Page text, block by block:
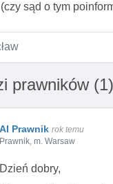
sąd o tym
prawników (1)
AI Prawnik rok temu
Prawnik, m. Warsaw
Dzień dobry,